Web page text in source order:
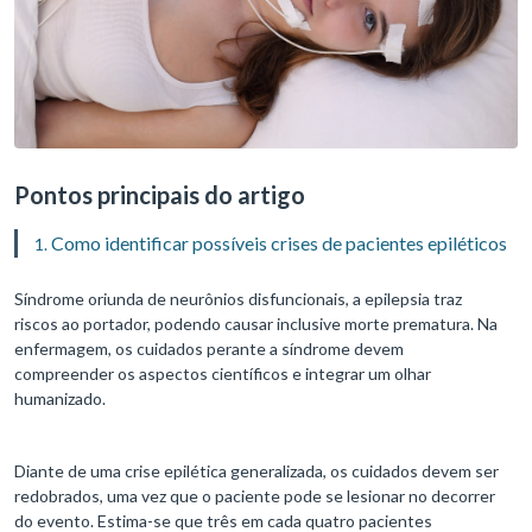
Pontos principais do artigo
Como identificar possíveis crises de pacientes epiléticos
Síndrome oriunda de neurônios disfuncionais, a epilepsia traz
riscos ao portador, podendo causar inclusive morte prematura. Na
enfermagem, os cuidados perante a síndrome devem
compreender os aspectos científicos e integrar um olhar
humanizado.
Diante de uma crise epilética generalizada, os cuidados devem ser
redobrados, uma vez que o paciente pode se lesionar no decorrer
do evento. Estima-se que três em cada quatro pacientes